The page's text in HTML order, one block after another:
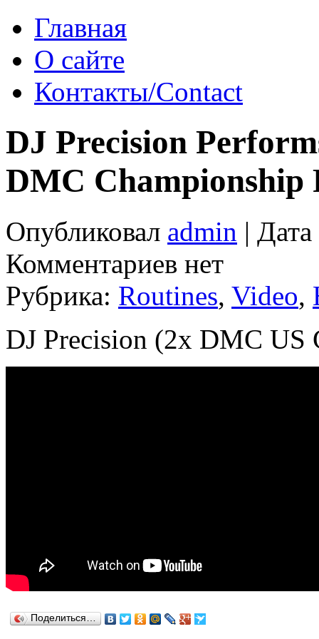
Главная
О сайте
Контакты/Contact
DJ Precision
DMC Championship
Опубликовал admin |
Комментариев нет
Рубрика: Routines, Video,
DJ Precision (2x DMC US
Поделиться…